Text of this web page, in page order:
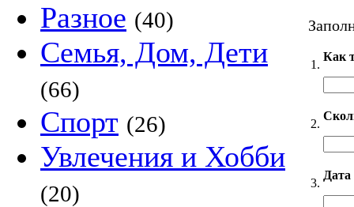
Разное (40)
Семья, Дом, Дети
(66)
Спорт (26)
Увлечения и Хобби
(20)
1.
Как
2.
3.
Дата